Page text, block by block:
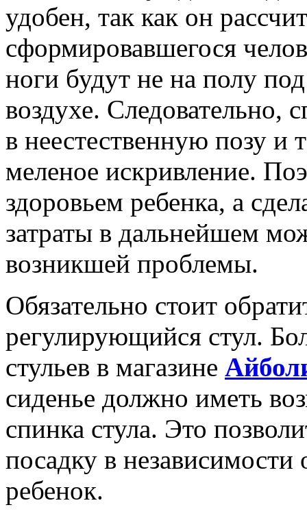
удобен, так как он
сформировавшегося
ноги будут не на полу
воздухе. Следовательно,
в неестественную позу и
меленое искривление.
здоровьем ребенка, а
затраты в дальнейшем
возникшей проблемы.
Обязательно стоит
регулирующийся стул.
стульев в магазине
сиденье должно иметь
спинка стула. Это
посадку в независимости
ребенок.